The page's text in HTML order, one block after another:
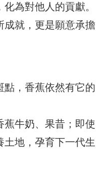
為對他人的貢獻。
成就，更是願意承擔
點，香蕉依然有它的
蕉牛奶、果昔；即使
土地，孕育下一代生